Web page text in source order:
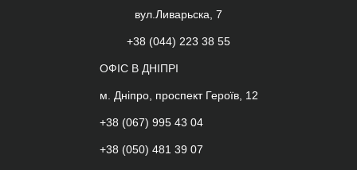
вул.Ливарьска, 7
+38 (044) 223 38 55
ОФІС В ДНІПРІ
м. Дніпро, проспект Героїв, 12
+38 (067) 995 43 04
+38 (050) 481 39 07